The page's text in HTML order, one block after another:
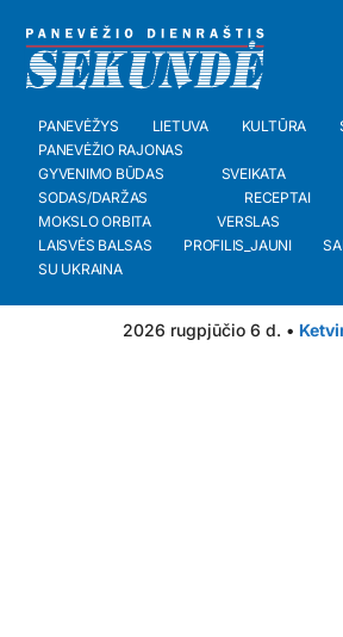
PANEVĖŽYS LIETUVA KULTŪRA
PANEVĖŽIO RAJONAS
GYVENIMO BŪDAS
SVEIKATA
SODAS/DARŽAS
RECEPTAI
MOKSLO ORBITA
VERSLAS
LAISVĖS BALSAS
PROFILIS_JAUNI
SU UKRAINA
2026 rugpjūčio 6 d. •